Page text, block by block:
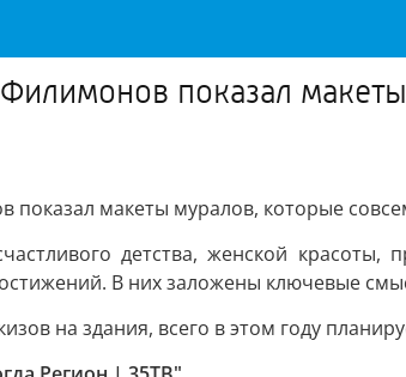
Филимонов показал
показал макеты муралов, которые
детства, женской
В них заложены ключевые
на здания, всего в этом году